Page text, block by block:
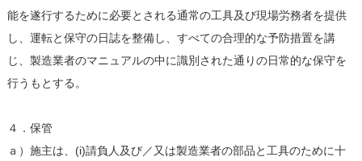
能を遂行するために必要とされる通常の工具及び現場労務者を提供
し、運転と保守の日誌を整備し、すべての合理的な予防措置を講
じ、製造業者のマニュアルの中に識別された通りの日常的な保守を
行うもとする。
４．保管
ａ）施主は、(i)請負人及び／又は製造業者の部品と工具のために十